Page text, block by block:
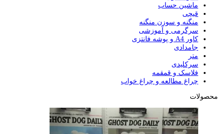
ماشین حساب
قیچی
منگنه و سوزن منگنه
سرگرمی و آموزشی
کاور A4 و پوشه فانتزی
جامدادی
متر
سرکلیدی
فلاسک و قمقمه
چراغ مطالعه و چراغ خواب
محصولات